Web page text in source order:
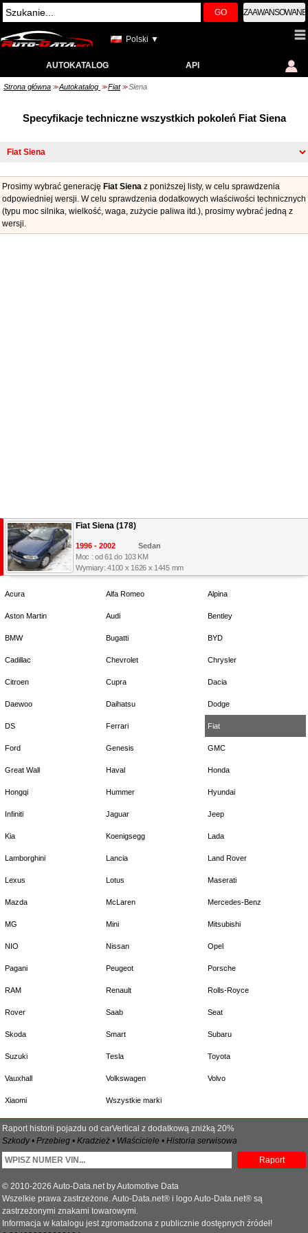
GO ZAAWANSOWANE
Polski ▼
AUTOKATALOG API
Strona główna >> Autokatalog >> Fiat >> Siena
Specyfikacje techniczne wszystkich pokoleń Fiat Siena
Prosimy wybrać generację Fiat Siena z poniższej listy, w celu sprawdzenia
odpowiedniej wersji. W celu sprawdzenia dodatkowych właściwości technicznych
(typu moc silnika, wielkość, waga, zużycie paliwa itd.), prosimy wybrać jedną z
wersji.
Fiat Siena (178)
1996 - 2002
Sedan
Moc : od 61 do 103 KM
Wymiary: 4100 x 1626 x 1445 mm
Acura Alfa Romeo Alpina
Aston Martin Audi Bentley
BMW Bugatti BYD
Cadillac Chevrolet Chrysler
Citroen Cupra Dacia
Daewoo Daihatsu Dodge
DS Ferrari Fiat
Ford Genesis GMC
Great Wall Haval Honda
Hongqi Hummer Hyundai
Infiniti Jaguar Jeep
Kia Koenigsegg Lada
Lamborghini Lancia Land Rover
Lexus Lotus Maserati
Mazda McLaren Mercedes-Benz
MG Mini Mitsubishi
NIO Nissan Opel
Pagani Peugeot Porsche
RAM Renault Rolls-Royce
Rover Saab Seat
Skoda Smart Subaru
Suzuki Tesla Toyota
Vauxhall Volkswagen Volvo
Xiaomi Wszystkie marki
Raport historii pojazdu od carVertical z dodatkową zniżką 20%
Szkody • Przebieg • Kradzież • Właściciele • Historia serwisowa
Raport
© 2010-2026 Auto-Data.net by Automotive Data
Wszelkie prawa zastrzeżone. Auto-Data.net® i logo Auto-Data.net® są
zastrzeżonymi znakami towarowymi.
Informacja w katalogu jest zgromadzona z publicznie dostępnych źródeł!